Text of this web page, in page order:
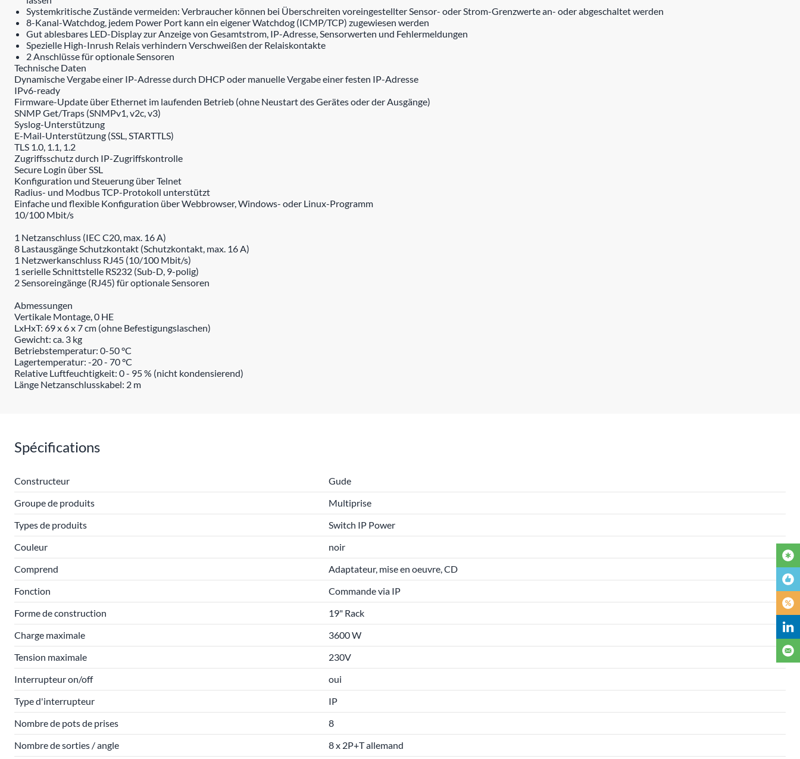
Systemkritische Zustände vermeiden: Verbraucher können bei Überschreiten voreingestellter Sensor- oder Strom-Grenzwerte an- oder abgeschaltet werden
8-Kanal-Watchdog, jedem Power Port kann ein eigener Watchdog (ICMP/TCP) zugewiesen werden
Gut ablesbares LED-Display zur Anzeige von Gesamtstrom, IP-Adresse, Sensorwerten und Fehlermeldungen
Spezielle High-Inrush Relais verhindern Verschweißen der Relaiskontakte
2 Anschlüsse für optionale Sensoren
Technische Daten
Dynamische Vergabe einer IP-Adresse durch DHCP oder manuelle Vergabe einer festen IP-Adresse
IPv6-ready
Firmware-Update über Ethernet im laufenden Betrieb (ohne Neustart des Gerätes oder der Ausgänge)
SNMP Get/Traps (SNMPv1, v2c, v3)
Syslog-Unterstützung
E-Mail-Unterstützung (SSL, STARTTLS)
TLS 1.0, 1.1, 1.2
Zugriffsschutz durch IP-Zugriffskontrolle
Secure Login über SSL
Konfiguration und Steuerung über Telnet
Radius- und Modbus TCP-Protokoll unterstützt
Einfache und flexible Konfiguration über Webbrowser, Windows- oder Linux-Programm
10/100 Mbit/s
1 Netzanschluss (IEC C20, max. 16 A)
8 Lastausgänge Schutzkontakt (Schutzkontakt, max. 16 A)
1 Netzwerkanschluss RJ45 (10/100 Mbit/s)
1 serielle Schnittstelle RS232 (Sub-D, 9-polig)
2 Sensoreingänge (RJ45) für optionale Sensoren
Abmessungen
Vertikale Montage, 0 HE
LxHxT: 69 x 6 x 7 cm (ohne Befestigungslaschen)
Gewicht: ca. 3 kg
Betriebstemperatur: 0-50 °C
Lagertemperatur: -20 - 70 °C
Relative Luftfeuchtigkeit: 0 - 95 % (nicht kondensierend)
Länge Netzanschlusskabel: 2 m
Spécifications
Constructeur
Gude
Groupe de produits
Multiprise
Types de produits
Switch IP Power
Couleur
noir
Comprend
Adaptateur, mise en oeuvre, CD
Fonction
Commande via IP
Forme de construction
19" Rack
Charge maximale
3600 W
Tension maximale
230V
Interrupteur on/off
oui
Type d'interrupteur
IP
Nombre de pots de prises
8
Nombre de sorties / angle
8 x 2P+T allemand